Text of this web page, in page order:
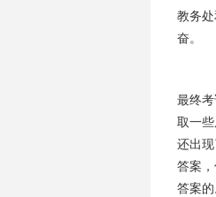
教务
奋。
最终
取一
还出
答案
答案的